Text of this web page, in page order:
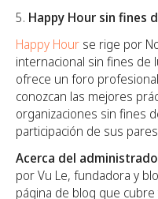
Happy Hour sin fines
Happy Hour se rige por
internacional sin fines de
ofrece un foro
conozcan las mejores
organizaciones sin fines
participación de sus
Acerca del
por Vu Le, fundadora y
página de blog que